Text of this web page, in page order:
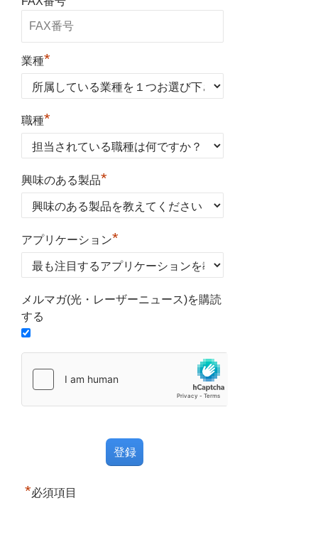
業種*
職種*
興味のある製品*
アプリケーション*
メルマガ(光・レーザーニュース)を購読
する
*必須項目